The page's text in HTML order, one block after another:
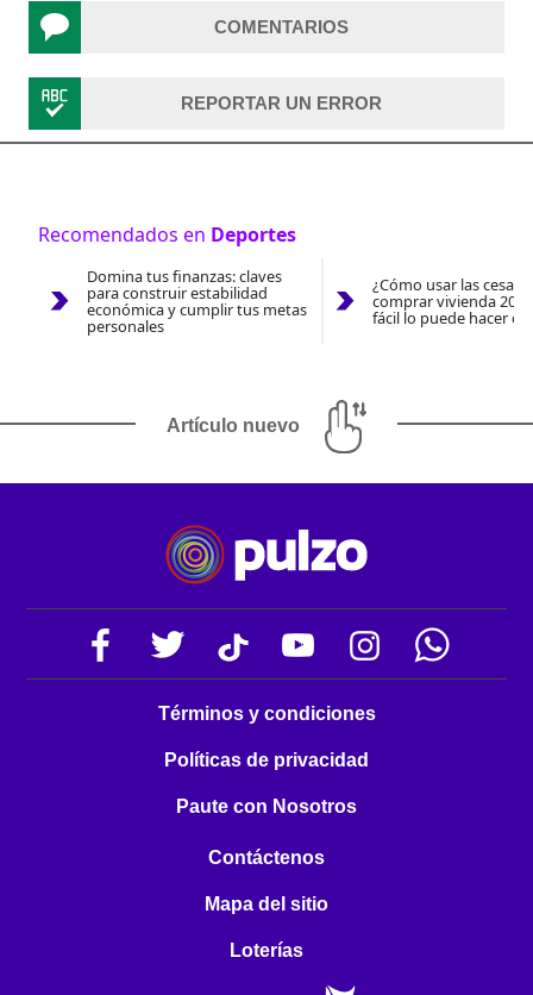
COMENTARIOS
REPORTAR UN ERROR
Recomendados en Deportes
Domina tus finanzas: claves
para construir estabilidad
económica y cumplir tus metas
personales
¿Cómo usar las
comprar vivienda
fácil lo puede hacer
Artículo nuevo
Términos y condiciones
Políticas de privacidad
Paute con Nosotros
Contáctenos
Mapa del sitio
Loterías